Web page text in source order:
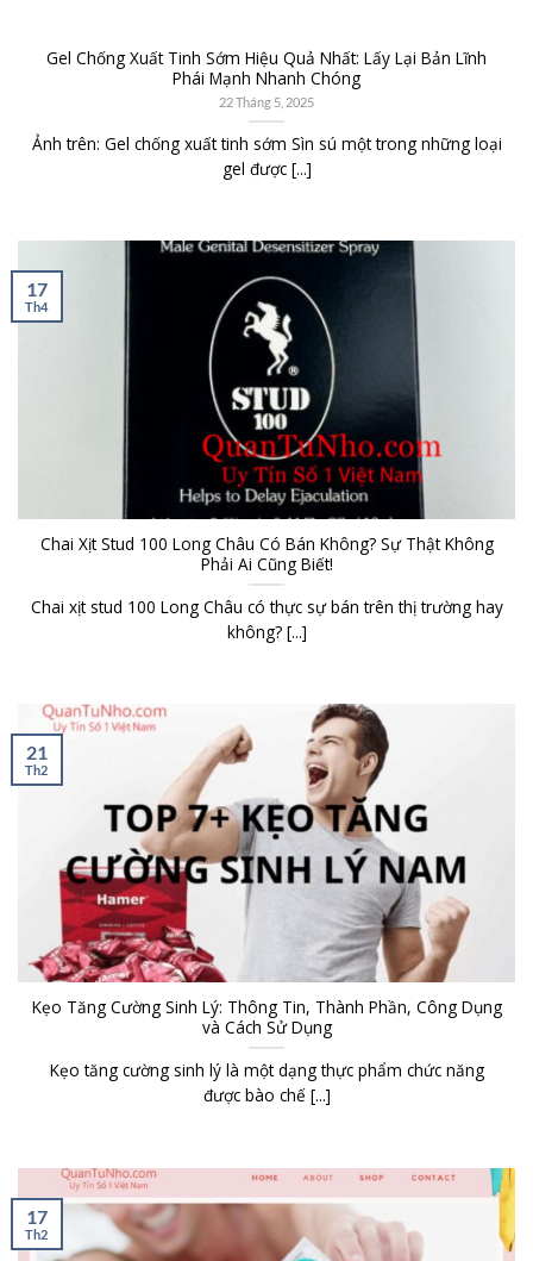
Gel Chống Xuất Tinh Sớm Hiệu Quả Nhất: Lấy Lại Bản Lĩnh
Phái Mạnh Nhanh Chóng
22 Tháng 5, 2025
Ảnh trên: Gel chống xuất tinh sớm Sìn sú một trong những loại
gel được [...]
Chai Xịt Stud 100 Long Châu Có Bán Không? Sự Thật Không
Phải Ai Cũng Biết!
Chai xịt stud 100 Long Châu có thực sự bán trên thị trường hay
không? [...]
17
Th4
Kẹo Tăng Cường Sinh Lý: Thông Tin, Thành Phần, Công Dụng
và Cách Sử Dụng
Kẹo tăng cường sinh lý là một dạng thực phẩm chức năng
được bào chế [...]
21
Th2
17
Th2